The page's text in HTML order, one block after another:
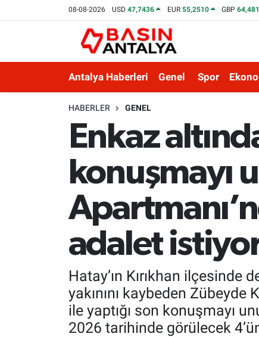
08-08-2026 USD47,7436 EUR 55,2510 GBP
Antalya Haberleri Genel Spor
HABERLER GENEL
Enkaz
konuşmayı
adalet
Hatay’ın Kırıkhan
yakınını kaybeden
ile yaptığı son konuşmayı
2026 tarihinde görülecek